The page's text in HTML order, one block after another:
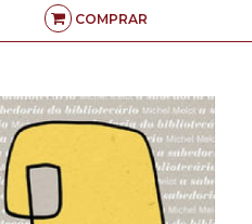
COMPRAR